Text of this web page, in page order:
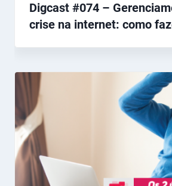
Digcast #074 –
crise na internet: como